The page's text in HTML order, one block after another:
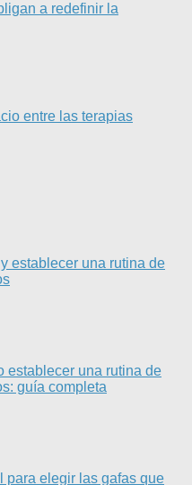
a redefinir la
entre las terapias
establecer una rutina de
establecer una rutina de
guía completa
para elegir las gafas que